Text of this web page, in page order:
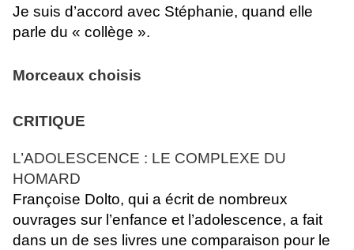
Je suis d’accord avec Stéphanie, quand elle
parle du « collège ».
Morceaux choisis
CRITIQUE
L’ADOLESCENCE : LE COMPLEXE DU
HOMARD
Françoise Dolto, qui a écrit de nombreux
ouvrages sur l’enfance et l’adolescence, a fait
dans un de ses livres une comparaison pour le